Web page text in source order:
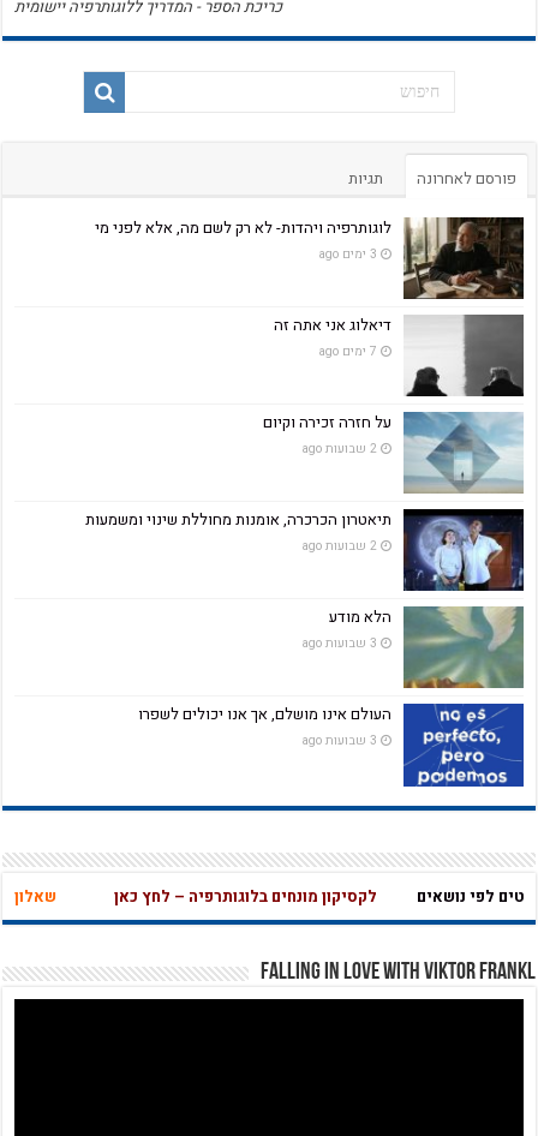
כריכת הספר - המדריך ללוגותרפיה יישומית
פורסם לאחרונה תגיות
לוגותרפיה ויהדות- לא רק לשם מה, אלא לפני מי
3 ימים ago
דיאלוג אני אתה זה
7 ימים ago
על חזרה זכירה וקיום
2 שבועות ago
תיאטרון הכרכרה, אומנות מחוללת שינוי ומשמעות
2 שבועות ago
הלא מודע
3 שבועות ago
העולם אינו מושלם, אך אנו יכולים לשפרו
3 שבועות ago
לפי נושאים לקסיקון מונחים בלוגותרפיה – לחץ כאן שאלון
Falling in Love with Viktor Frankl